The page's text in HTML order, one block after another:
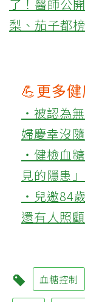
了！醫師公
梨、茄子都
💪更多
‧被認為
婦慶幸沒
‧健檢血
見的隱患
‧兒邀84
還有人照
血糖控制